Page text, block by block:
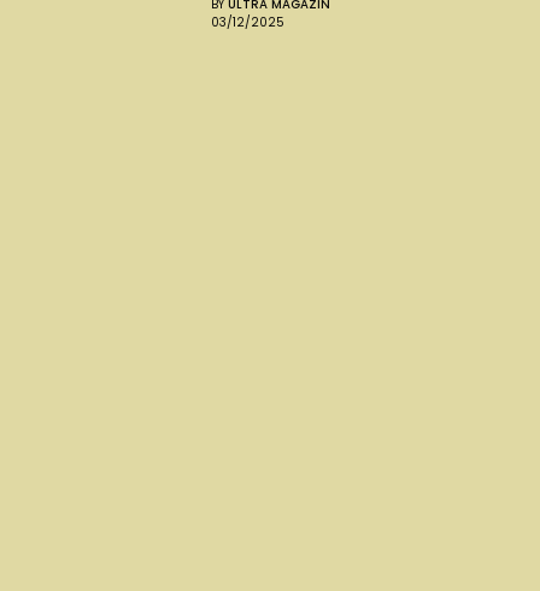
BY ULTRA MAGAZIN
03/12/2025